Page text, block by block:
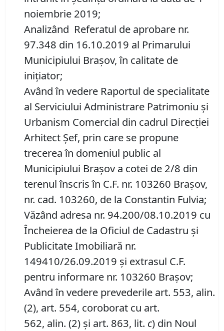
noiembrie 2019;
Analizând Referatul de aprobare nr.
97.348 din 16.10.2019 al Primarului
Municipiului Brașov, în calitate de
inițiator;
Având în vedere Raportul de specialitate
al Serviciului Administrare Patrimoniu şi
Urbanism Comercial din cadrul Direcției
Arhitect Șef, prin care se propune
trecerea în domeniul public al
Municipiului Braşov a cotei de 2/8 din
terenul înscris în C.F. nr. 103260 Brașov,
nr. cad. 103260, de la Constantin Fulvia;
Văzând adresa nr. 94.200/08.10.2019 cu
Încheierea de la Oficiul de Cadastru și
Publicitate Imobiliară nr.
149410/26.09.2019 și extrasul C.F.
pentru informare nr. 103260 Brașov;
Având în vedere prevederile art. 553, alin.
(2), art. 554, coroborat cu art.
562, alin. (2) și art. 863, lit. c) din Noul